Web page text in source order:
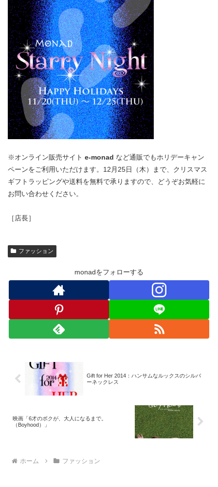
※オンライン販売サイト e-monad など通販でもホリデーキャン
ペーンをご利用いただけます。12月25日（木）まで、クリスマス
ギフトラッピングや送料を無料で承りますので、どうぞお気軽に
お問い合わせください。
［店長］
ファッション
monadをフォローする
Gift for Her 2014：ハンサムなルックスのシルバ
ーネックレス
映画「6才のボクが、大人になるまで。
（Boyhood）」
ホーム ファッション